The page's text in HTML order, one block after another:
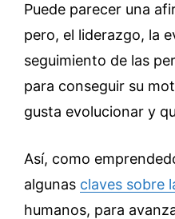
Puede parecer una
pero, el liderazgo, la
seguimiento de las
para conseguir su
gusta evolucionar y
Así, como
algunas claves sobre
humanos, para